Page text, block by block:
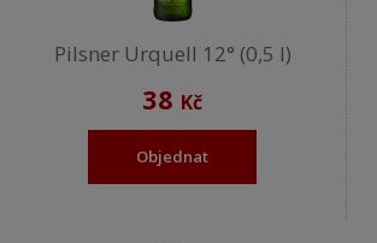
Pilsner Urquell 12° (0,5 l)
38 Kč
Objednat